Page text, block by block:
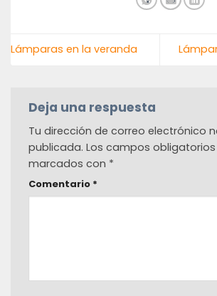
Lámparas en la veranda
Deja una respuesta
Tu dirección de correo electrónico
publicada. Los campos
marcados con *
Comentario *